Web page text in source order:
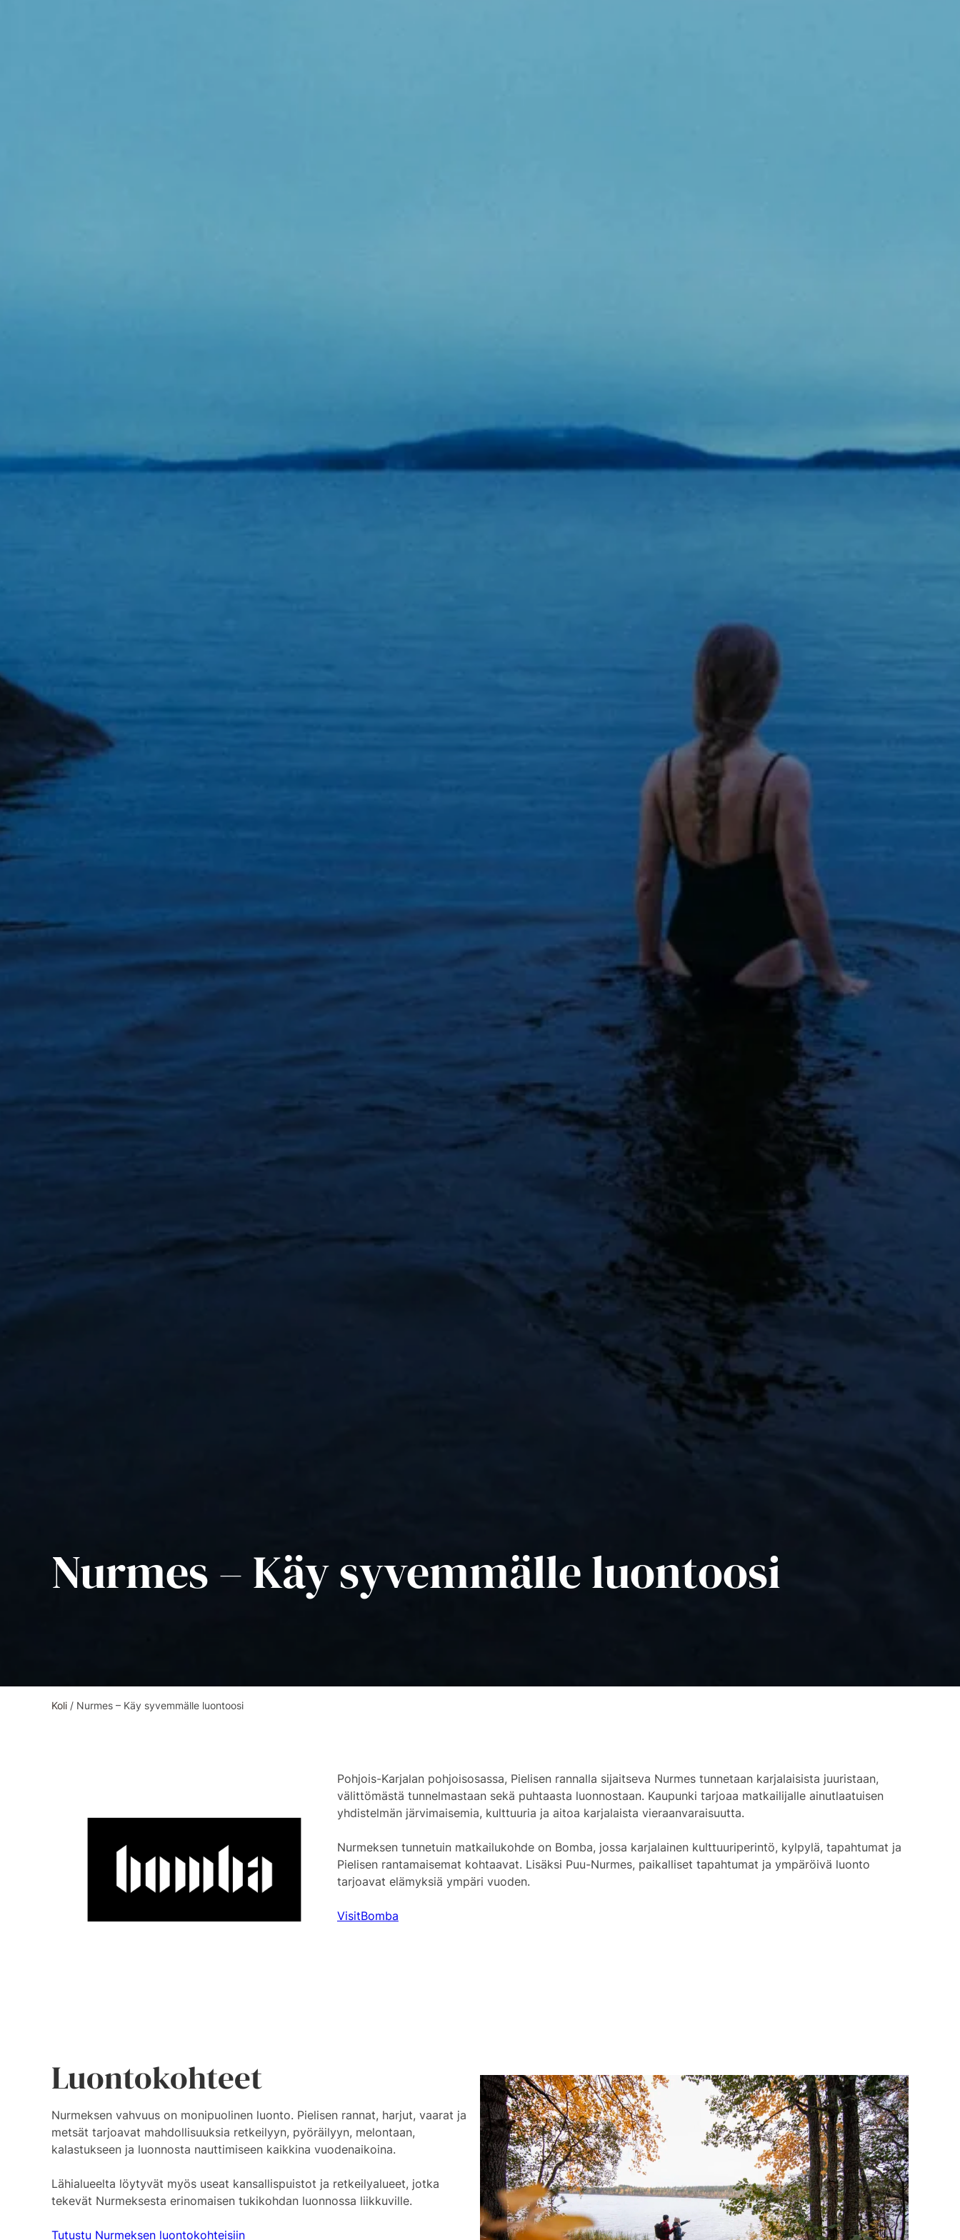
Nurmes – Käy syvemmälle luontoosi
Koli / Nurmes – Käy syvemmälle luontoosi
Pohjois-Karjalan pohjoisosassa, Pielisen rannalla sijaitseva Nurmes tunnetaan karjalaisista juuristaan,
välittömästä tunnelmastaan sekä puhtaasta luonnostaan. Kaupunki tarjoaa matkailijalle ainutlaatuisen
yhdistelmän järvimaisemia, kulttuuria ja aitoa karjalaista vieraanvaraisuutta.
Nurmeksen tunnetuin matkailukohde on Bomba, jossa karjalainen kulttuuriperintö, kylpylä, tapahtumat ja
Pielisen rantamaisemat kohtaavat. Lisäksi Puu-Nurmes, paikalliset tapahtumat ja ympäröivä luonto
tarjoavat elämyksiä ympäri vuoden.
VisitBomba
Luontokohteet
Nurmeksen vahvuus on monipuolinen luonto. Pielisen rannat, harjut, vaarat ja
metsät tarjoavat mahdollisuuksia retkeilyyn, pyöräilyyn, melontaan,
kalastukseen ja luonnosta nauttimiseen kaikkina vuodenaikoina.
Lähialueelta löytyvät myös useat kansallispuistot ja retkeilyalueet, jotka
tekevät Nurmeksesta erinomaisen tukikohdan luonnossa liikkuville.
Tutustu Nurmeksen luontokohteisiin